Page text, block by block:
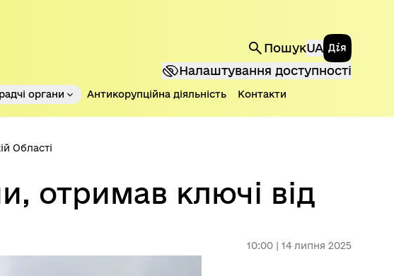
ПошукUAДержавні
Налаштування доступності
органи Антикорупційна діяльність Контакти
Області
отримав ключі від
10:00 | 14 липня 2025